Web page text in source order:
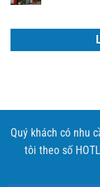
Quý khách có nhu
tôi theo số